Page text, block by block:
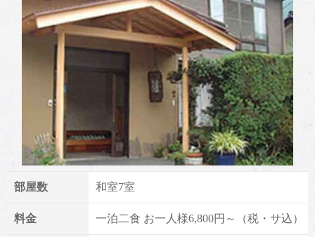
部屋数 和室7室
料金 一泊二食 お一人様6,800円～（税・サ込）